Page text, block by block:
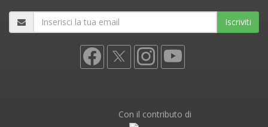
Iscriviti
Con il contributo di